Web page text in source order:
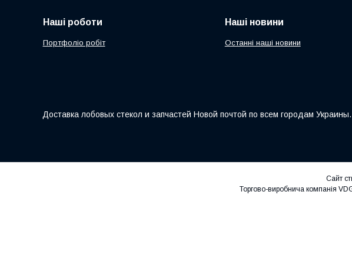
Наші роботи
Портфоліо робіт
Наші новини
Останні наші новини
Доставка лобовых стекол и запчастей Новой почтой по всем городам Украины.
Сайт